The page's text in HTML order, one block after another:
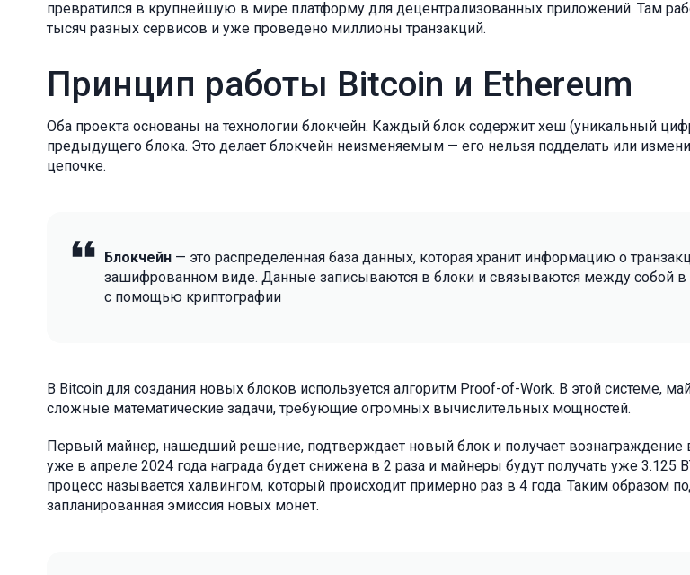
превратился в крупнейшую в мире платформу для децентрализованных приложений. Там
тысяч разных сервисов и уже проведено миллионы транзакций.
Принцип работы Bitcoin и Ethereum
Оба проекта основаны на технологии блокчейн. Каждый блок содержит хеш (уникальный
предыдущего блока. Это делает блокчейн неизменяемым — его нельзя подделать или
цепочке.
Блокчейн — это распределённая база данных, которая хранит информацию о
зашифрованном виде. Данные записываются в блоки и связываются между собой в
с помощью криптографии
В Bitcoin для создания новых блоков используется алгоритм Proof-of-Work. В этой системе,
сложные математические задачи, требующие огромных вычислительных мощностей.
Первый майнер, нашедший решение, подтверждает новый блок и получает вознаграждение
уже в апреле 2024 года награда будет снижена в 2 раза и майнеры будут получать уже 3.125
процесс называется халвингом, который происходит примерно раз в 4 года. Таким образом
запланированная эмиссия новых монет.